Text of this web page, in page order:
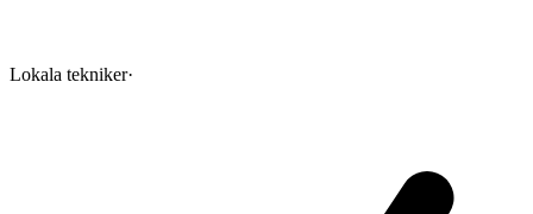
Lokala tekniker·